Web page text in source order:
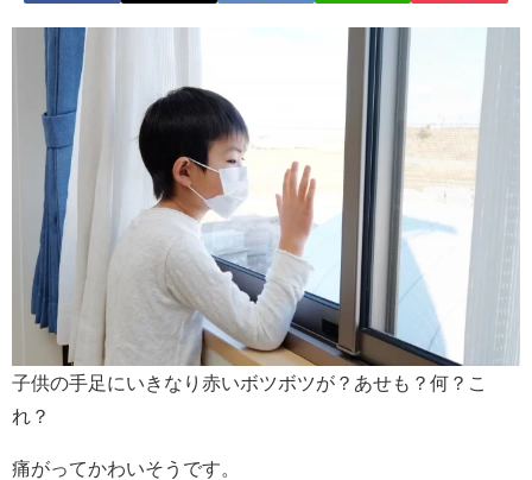
子供の手足にいきなり赤いボツボツが？あせも？何？こ
れ？
痛がってかわいそうです。